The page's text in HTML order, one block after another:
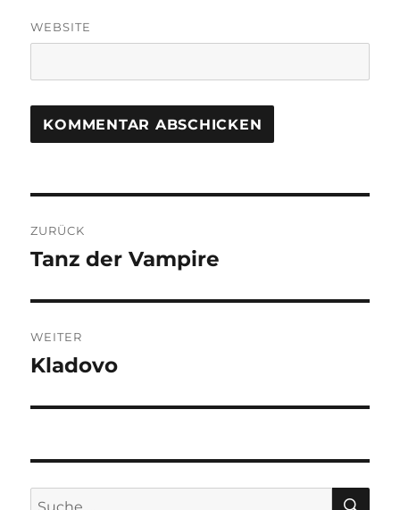
WEBSITE
ZURÜCK
Vorheriger
Tanz der Vampire
WEITER
Nächster
Kladovo
Suche